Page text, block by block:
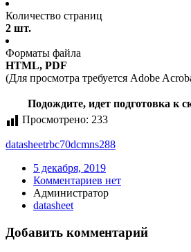
Количество страниц
2 шт.
Форматы файла
HTML, PDF
(Для просмотра требуется Adobe
Подождите, идет подготовка к
Просмотрено: 233
datasheetrbc70dcmns288
5 декабря, 2019
Комментариев нет
Администратор
datasheet
Добавить комментарий